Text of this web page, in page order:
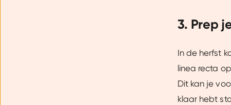
3. Prep
In de herfst
linea recta
Dit kan je
klaar hebt